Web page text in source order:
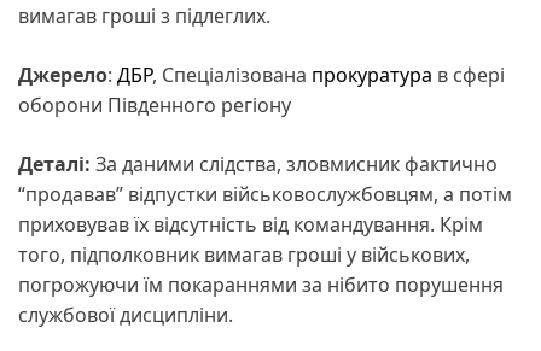
вимагав гроші з підлеглих.
Джерело: ДБР, Спеціалізована прокуратура в сфері
оборони Південного регіону
Деталі: За даними слідства, зловмисник фактично
“продавав” відпустки військовослужбовцям, а потім
приховував їх відсутність від командування. Крім
того, підполковник вимагав гроші у військових,
погрожуючи їм покараннями за нібито порушення
службової дисципліни.